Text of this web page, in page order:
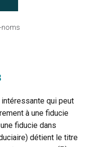
noms
qui peut
à une fiducie
fiducie dans
détient le titre